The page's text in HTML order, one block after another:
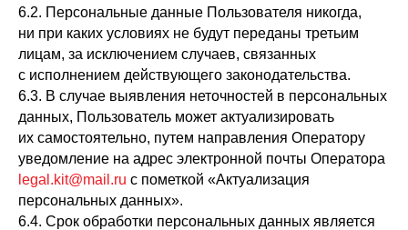
6.2. Персональные данные Пользователя никогда,
ни при каких условиях не будут переданы третьим
лицам, за исключением случаев, связанных
с исполнением действующего законодательства.
6.3. В случае выявления неточностей в персональных
данных, Пользователь может актуализировать
их самостоятельно, путем направления Оператору
уведомление на адрес электронной почты Оператора
legal.kit@mail.ru с пометкой «Актуализация
персональных данных».
6.4. Срок обработки персональных данных является